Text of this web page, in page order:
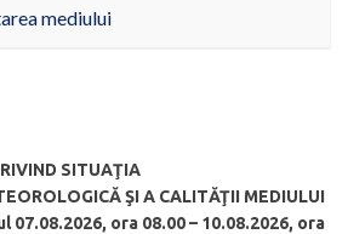
mediului
SITUAŢIA
ŞI A CALITĂŢII MEDIULUI
07.08.2026, ora 08.00 – 10.08.2026, ora